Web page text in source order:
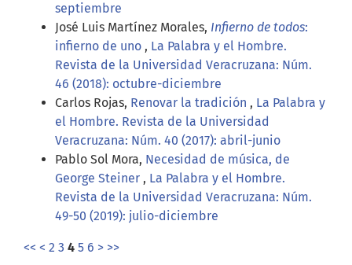
septiembre
José Luis Martínez Morales, Infierno de todos:
infierno de uno , La Palabra y el Hombre.
Revista de la Universidad Veracruzana: Núm.
46 (2018): octubre-diciembre
Carlos Rojas, Renovar la tradición , La Palabra y
el Hombre. Revista de la Universidad
Veracruzana: Núm. 40 (2017): abril-junio
Pablo Sol Mora, Necesidad de música, de
George Steiner , La Palabra y el Hombre.
Revista de la Universidad Veracruzana: Núm.
49-50 (2019): julio-diciembre
<< < 2 3 4 5 6 > >>